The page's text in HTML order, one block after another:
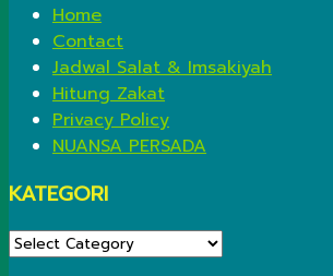
Home
Contact
Jadwal Salat & Imsakiyah
Hitung Zakat
Privacy Policy
NUANSA PERSADA
KATEGORI
KATEGORI